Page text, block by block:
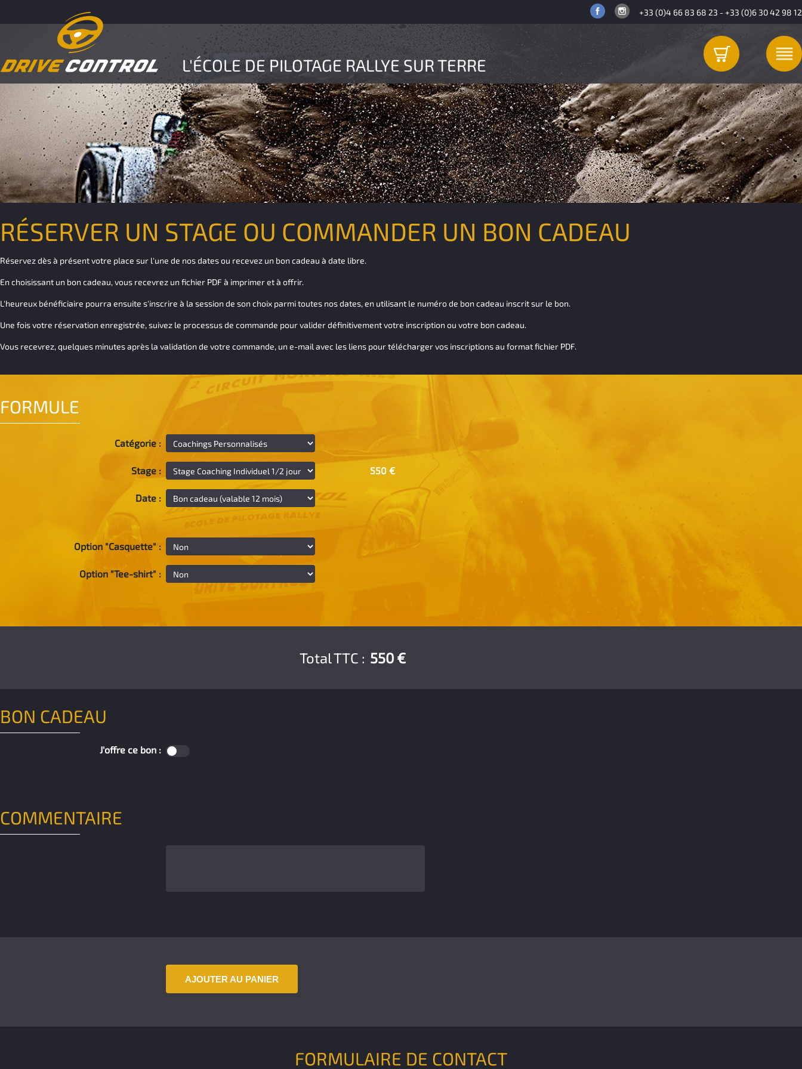
+33 (0)4 66 83 68 23 -+33 (0)6 30 42 98 12
L'ÉCOLE DE PILOTAGE RALLYE SUR TERRE
RÉSERVER UN STAGE OU COMMANDER UN BON CADEAU
Réservez dès à présent votre place sur l'une de nos dates ou recevez un bon cadeau à date libre.
En choisissant un bon cadeau, vous recevrez un fichier PDF à imprimer et à offrir.
L'heureux bénéficiaire pourra ensuite s'inscrire à la session de son choix parmi toutes nos dates, en utilisant le numéro de bon cadeau inscrit sur le bon.
Une fois votre réservation enregistrée, suivez le processus de commande pour valider définitivement votre inscription ou votre bon cadeau.
Vous recevrez, quelques minutes après la validation de votre commande, un e-mail avec les liens pour télécharger vos inscriptions au format fichier PDF.
FORMULE
Catégorie :
Stage : 550 €
Date :
Option "Casquette" :
Option "Tee-shirt" :
Total TTC : 550 €
BON CADEAU
J'offre ce bon :
COMMENTAIRE
AJOUTER AU PANIER
FORMULAIRE DE CONTACT